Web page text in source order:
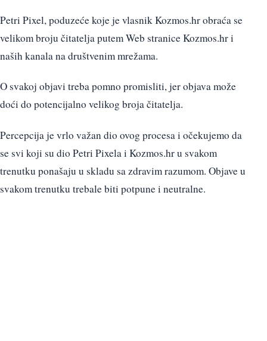
Petri Pixel, poduzeće koje je vlasnik Kozmos.hr obraća se
velikom broju čitatelja putem Web stranice Kozmos.hr i
naših kanala na društvenim mrežama.
O svakoj objavi treba pomno promisliti, jer objava može
doći do potencijalno velikog broja čitatelja.
Percepcija je vrlo važan dio ovog procesa i očekujemo da
se svi koji su dio Petri Pixela i Kozmos.hr u svakom
trenutku ponašaju u skladu sa zdravim razumom. Objave u
svakom trenutku trebale biti potpune i neutralne.